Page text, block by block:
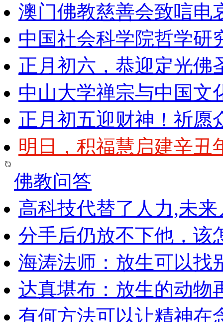
澳门佛教慈善会致唁电
中国社会科学院哲学研
正月初六，恭迎定光佛
中山大学禅宗与中国文
正月初五迎财神！祈愿
明日，积福慧启建辛丑
佛教问答
高科技代替了人力,未
分手后仍放不下他，该
海涛法师：放生可以找
达真堪布：放生的动物
有何方法可以让精神在